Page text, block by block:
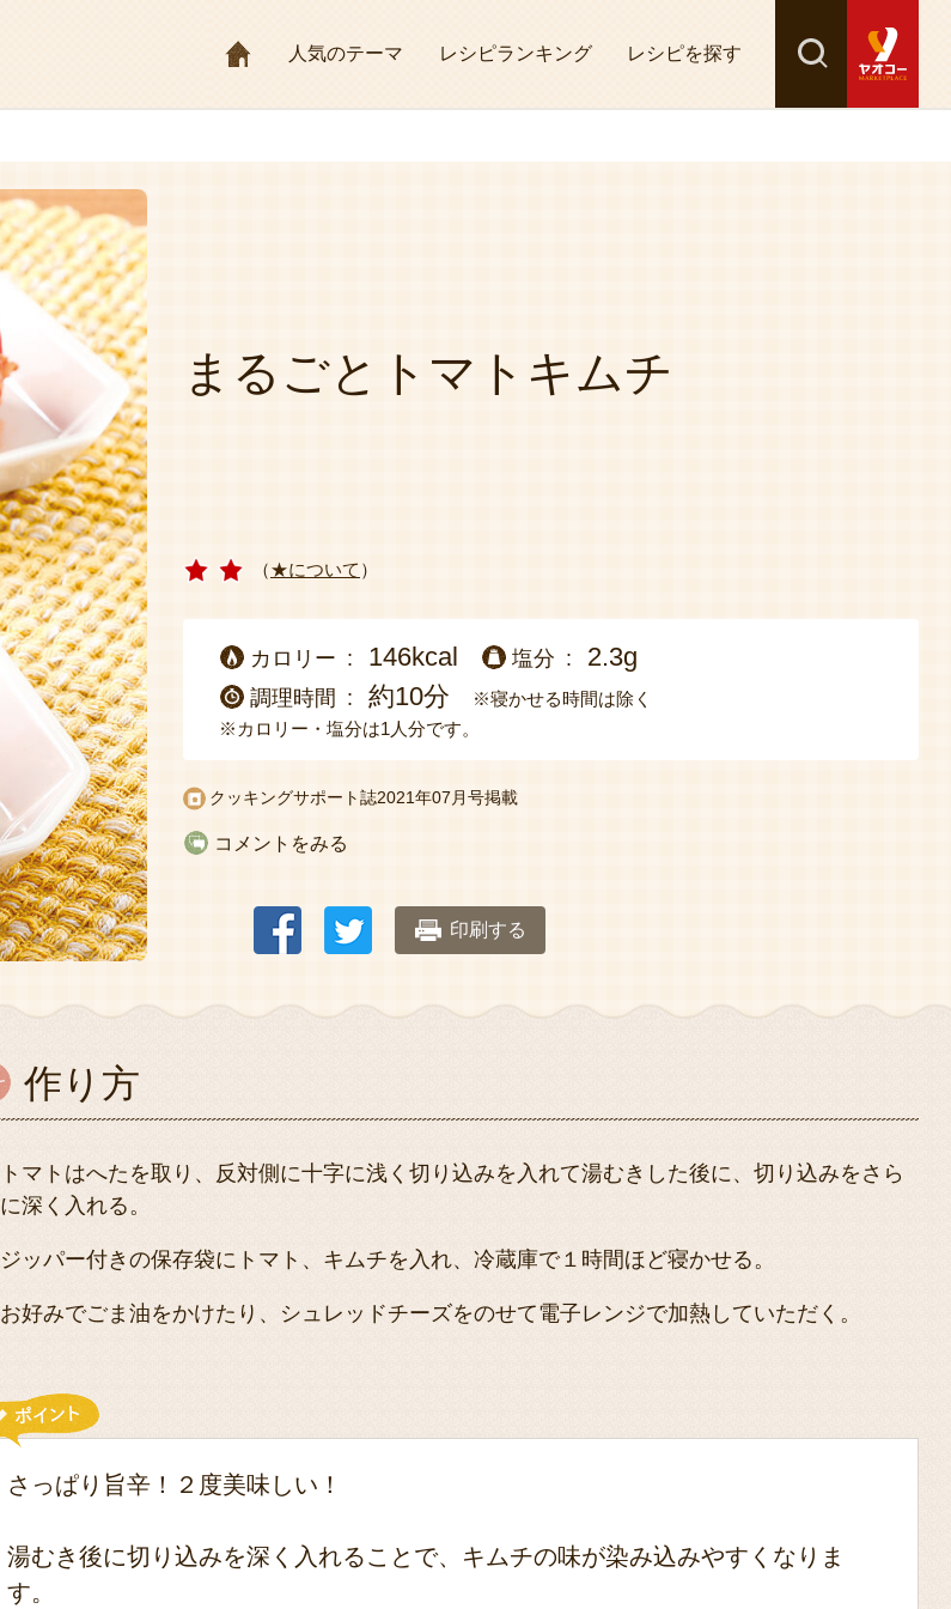
HOME人気のテーマ レシピランキング レシピを探す 検索
探す
まるごとトマトキムチ
（★について ）
カロリー 146kcal 塩分 2.3g
調理時間 約10分
※寝かせる時間は除く
※カロリー・塩分は1人分です。
クッキングサポート誌2021年07月号掲載
コメントをみる
印刷する
作り方
トマトはへたを取り、反対側に十字に浅く切り込みを入れて湯むきした後に、切り込みをさら
に深く入れる。
ジッパー付きの保存袋にトマト、キムチを入れ、冷蔵庫で１時間ほど寝かせる。
お好みでごま油をかけたり、シュレッドチーズをのせて電子レンジで加熱していただく。
さっぱり旨辛！２度美味しい！
湯むき後に切り込みを深く入れることで、キムチの味が染み込みやすくなりま
す。